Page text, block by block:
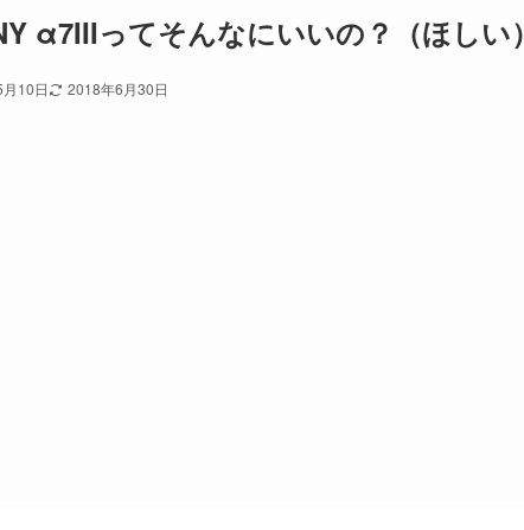
α7IIIってそんなにいいの？（ほしい）
10日 2018年6月30日